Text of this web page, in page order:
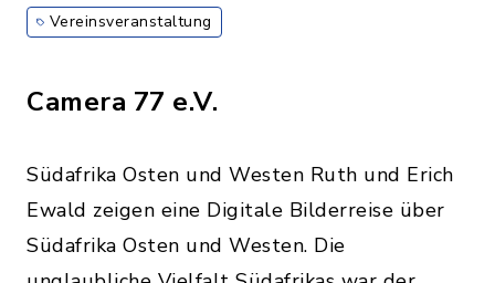
Vereinsveranstaltung
Camera 77 e.V.
Südafrika Osten und Westen Ruth und Erich
Ewald zeigen eine Digitale Bilderreise über
Südafrika Osten und Westen. Die